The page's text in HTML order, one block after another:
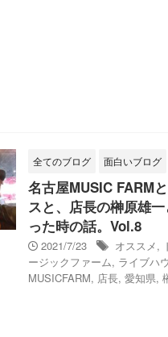
全てのブログ 面白いブログ
名古屋MUSIC FARM
スと、店長の榊原雄
った時の話。Vol.8
2021/7/23 オススメ,
ージックファーム, ライブハ
MUSICFARM, 店長, 愛知県,